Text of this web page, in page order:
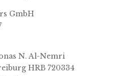
GmbH
N. Al-Nemri
HRB 720334